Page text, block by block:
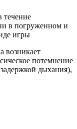
течение
в погруженном и
игры
возникает
потемнение
дыхания),